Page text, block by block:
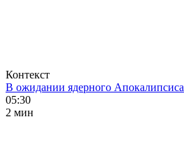
Контекст
В ожидании ядерного Апокалипсиса
05:30
2 мин